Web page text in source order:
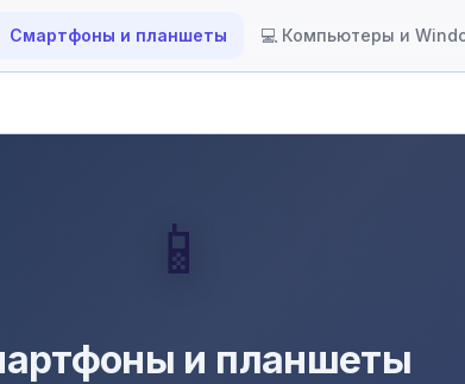
Смартфоны и планшеты 💻 Компьютеры и
📱
и планшеты